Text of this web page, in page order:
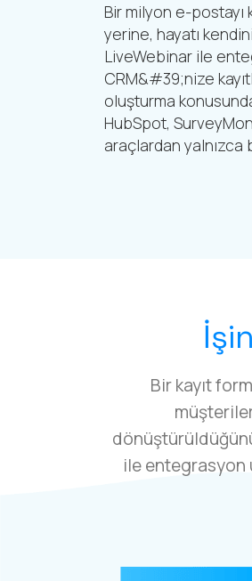
Bir milyon e-postayı
yerine, hayatı
LiveWebinar ile
CRM&#39;nize
oluşturma
HubSpot,
araçlardan yalnızca
Bir kayıt
ile entegrasyon